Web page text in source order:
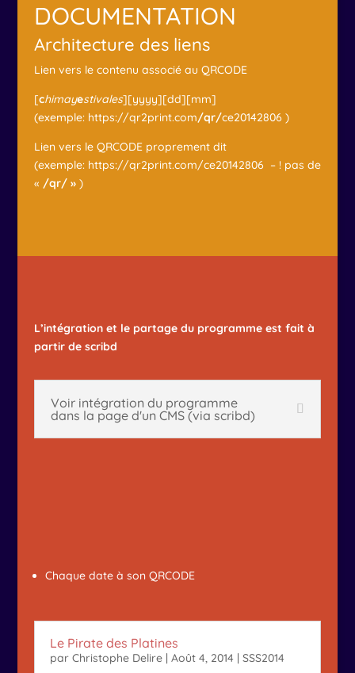
DOCUMENTATION
Architecture des liens
Lien vers le contenu associé au QRCODE
[chimayestivales][yyyy][dd][mm]
(exemple: https://qr2print.com/qr/ce20142806 )
Lien vers le QRCODE proprement dit
(exemple: https://qr2print.com/ce20142806 – ! pas de
« /qr/ »)
L’intégration et le partage du programme est fait à
partir de scribd
Voir intégration du programme
dans la page d'un CMS (via scribd)
Chaque date à son QRCODE
Le Pirate des Platines
par Christophe Delire| Août 4, 2014| SSS2014